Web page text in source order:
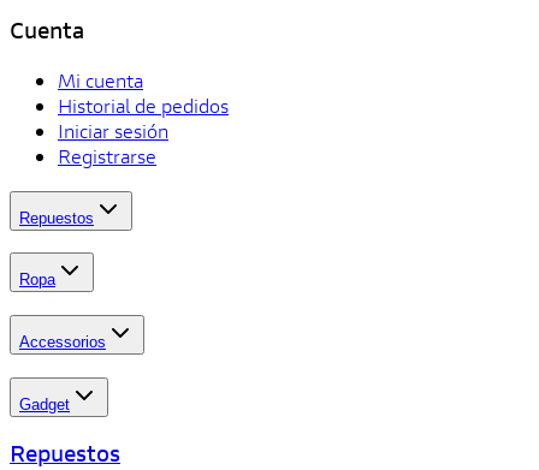
Cuenta
Mi cuenta
Historial de pedidos
Iniciar sesión
Registrarse
Repuestos
Ropa
Accessorios
Gadget
Repuestos